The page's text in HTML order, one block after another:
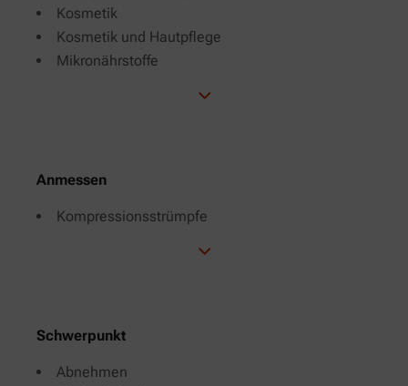
Kosmetik
Kosmetik und Hautpflege
Mikronährstoffe
Anmessen
Kompressionsstrümpfe
Schwerpunkt
Abnehmen